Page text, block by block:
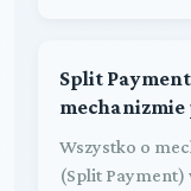
Split
mechanizmie
Wszystko o
(Split Payment)